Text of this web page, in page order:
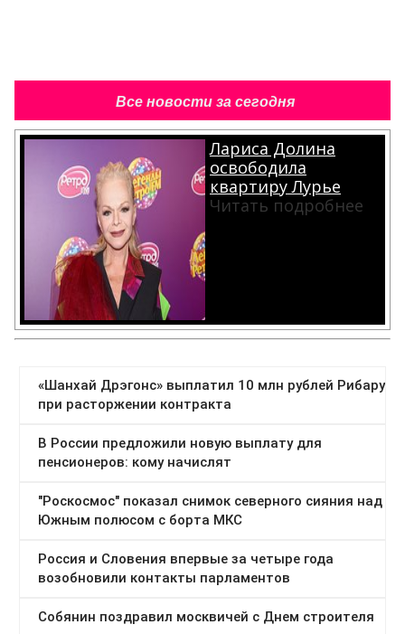
Все новости за сегодня
Лариса Долина
освободила
квартиру Лурье
Читать подробнее